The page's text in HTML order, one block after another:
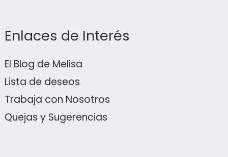
Enlaces de Interés
El Blog de Melisa
Lista de deseos
Trabaja con Nosotros
Quejas y Sugerencias